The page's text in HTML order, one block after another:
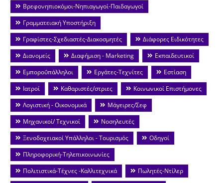
Βρεφονηπιοκόμοι-Νηπιαγωγοί-Παιδαγωγοί
Γραμματειακή Υποστήριξη
Γραφίστες-Σχεδιαστές-Διακοσμητές
Διάφορες Ειδικότητες
Διανομείς
Διαφήμιση - Marketing
Εκπαιδευτικοί
Εμποροΰπάλληλοι
Εργάτες-Τεχνίτες
Εστίαση
Ιατροί
Καθαριστές/στριες
Κοινωνικοί Επιστήμονες
Λογιστική - Οικονομικά
Μάγειρες/Σεφ
Μηχανικοί/ Τεχνικοί
Νοσηλευτές
Ξενοδοχειακοί Υπάλληλοι - Τουρισμός
Οδηγοί
Πληροφορική-Τηλεπικοινωνίες
Πολιτιστικά-Τέχνες -Καλλιτεχνικά
Πωλητές-Ντίλερ